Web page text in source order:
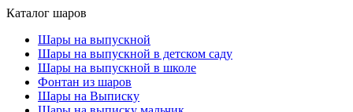
Каталог шаров
Шары на выпускной
Шары на выпускной в детском саду
Шары на выпускной в школе
Фонтан из шаров
Шары на Выписку